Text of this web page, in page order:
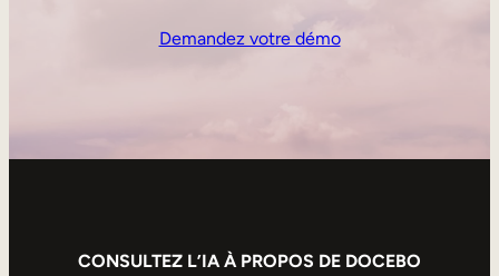
Demandez votre démo
CONSULTEZ L’IA À PROPOS DE DOCEBO